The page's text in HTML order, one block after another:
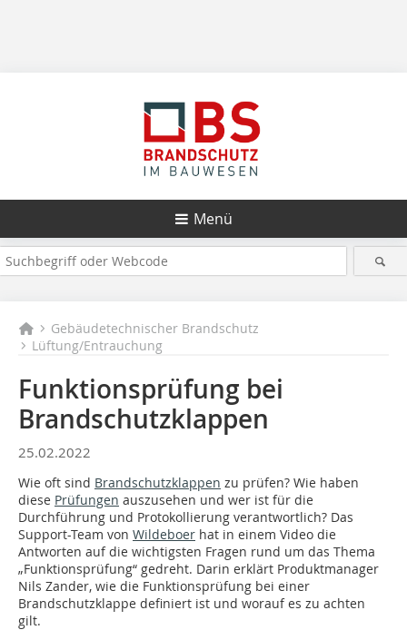
Menü
Gebäudetechnischer Brandschutz
Lüftung/Entrauchung
Funktionsprüfung bei
Brandschutzklappen
25.02.2022
Wie oft sind Brandschutzklappen zu prüfen? Wie haben
diese Prüfungen auszusehen und wer ist für die
Durchführung und Protokollierung verantwortlich? Das
Support-Team von Wildeboer hat in einem Video die
Antworten auf die wichtigsten Fragen rund um das Thema
„Funktionsprüfung“ gedreht. Darin erklärt Produktmanager
Nils Zander, wie die Funktionsprüfung bei einer
Brandschutzklappe definiert ist und worauf es zu achten
gilt.